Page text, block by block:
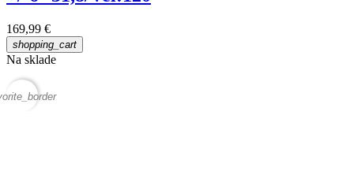
169,99 €
shopping_cart
Na sklade